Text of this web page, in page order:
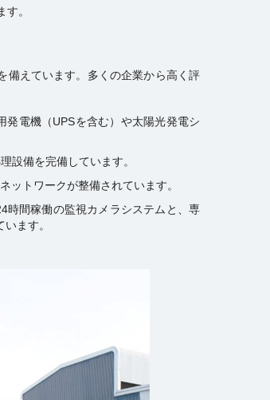
。
備えています。多くの企業から高く評
電機（UPSを含む）や太陽光発電シ
設備を完備しています。
ットワークが整備されています。
時間稼働の監視カメラシステムと、専
ます。